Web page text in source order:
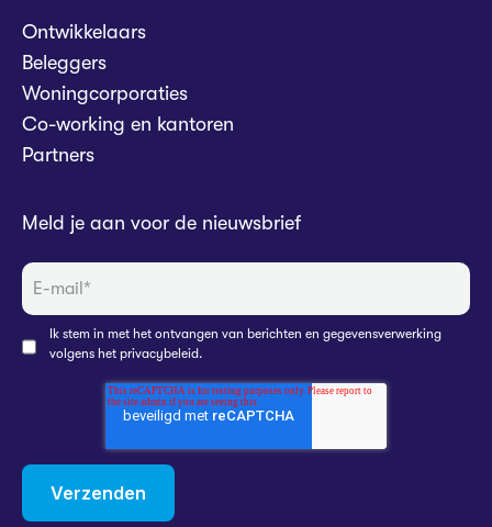
Ontwikkelaars
Beleggers
Woningcorporaties
Co-working en kantoren
Partners
Meld je aan voor de nieuwsbrief
Ik stem in met het ontvangen van berichten en gegevensverwerking
volgens het privacybeleid.